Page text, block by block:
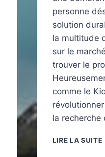
personne
solution
la multitude
sur le
trouver le
comme le
la recherche
LIRE LA SUITE